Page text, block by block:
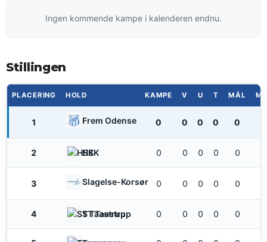
Ingen kommende kampe i kalenderen endnu.
Stillingen
PLACERING HOLD KAMPE V U T MÅL
1 Frem Odense 0 0 0 0 0
2 HSK 0 0 0 0 0
3 Slagelse-Korsør 0 0 0 0 0
4 ST Taastrup 0 0 0 0 0